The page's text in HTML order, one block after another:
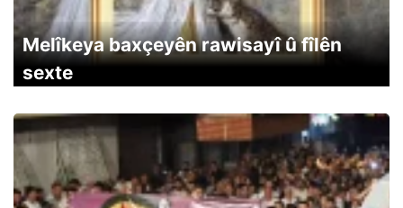
Melîkeya baxçeyên rawisayî û fîlên
sexte